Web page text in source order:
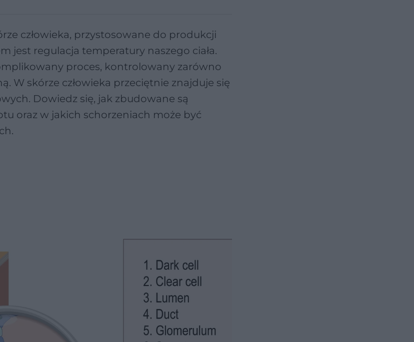
człowieka, przystosowane do produkcji
jest regulacja temperatury naszego ciała.
proces, kontrolowany zarówno
W skórze człowieka przeciętnie znajduje się
Dowiedz się, jak zbudowane są
oraz w jakich schorzeniach może być